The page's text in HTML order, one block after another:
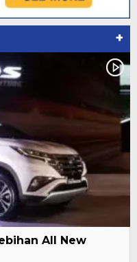
+
All New